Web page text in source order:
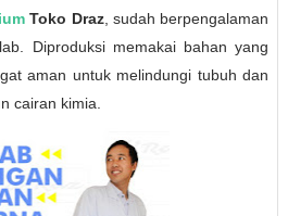
Toko Draz, sudah berpengalaman
Diproduksi memakai bahan yang
aman untuk melindungi tubuh dan
cairan kimia.